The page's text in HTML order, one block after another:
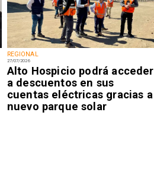
REGIONAL
27/07/2026
Alto Hospicio podrá acceder
a descuentos en sus
cuentas eléctricas gracias a
nuevo parque solar